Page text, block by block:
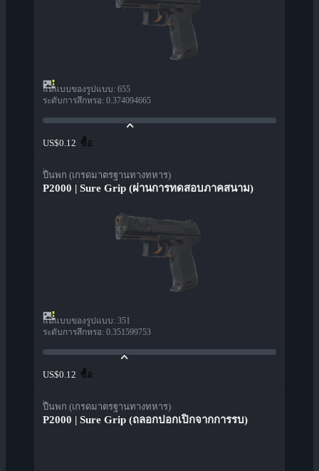
แม่แบบของรูปแบบ: 655
ระดับการสึกหรอ: 0.374094665
US$0.12 ซื้อ
ปืนพก (เกรดมาตรฐานทางทหาร)
P2000 | Sure Grip (ผ่านการทดสอบภาคสนาม)
แม่แบบของรูปแบบ: 351
ระดับการสึกหรอ: 0.351599753
US$0.12 ซื้อ
ปืนพก (เกรดมาตรฐานทางทหาร)
P2000 | Sure Grip (ถลอกปอกเปิกจากการรบ)